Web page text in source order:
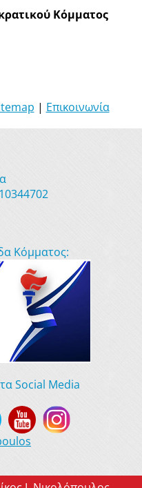
Κόμματος
| Επικοινωνία
Κόμματος:
Social Media